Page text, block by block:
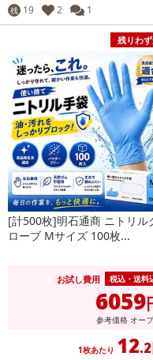
残 19 2 1
残りわ
[計500枚]明石通商 ニトリル
ローブ Mサイズ 100枚...
お試し費用 税込・送料
6059
参考価格 オー
1枚あたり 12